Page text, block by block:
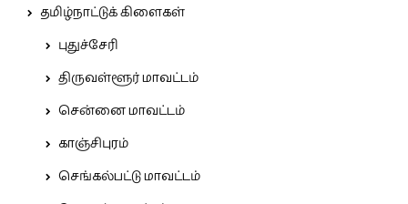
தமிழ்நாட்டுக் கிளைகள்
புதுச்சேரி
திருவள்ளூர் மாவட்டம்
சென்னை மாவட்டம்
காஞ்சிபுரம்
செங்கல்பட்டு மாவட்டம்